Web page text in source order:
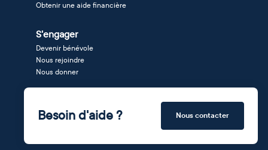
Obtenir une aide financière
S'engager
Devenir bénévole
Nous rejoindre
Nous donner
Besoin d'aide ? Nous contacter